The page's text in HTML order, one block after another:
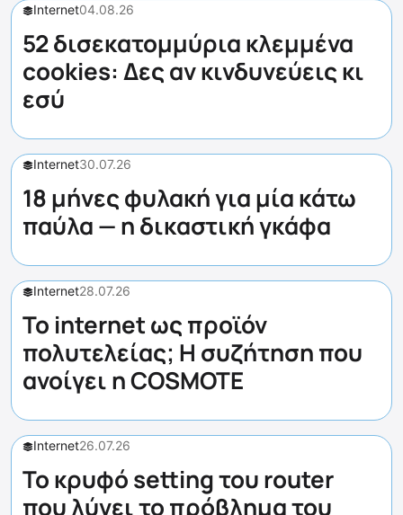
Internet04.08.26
52 δισεκατομμύρια κλεμμένα
cookies: Δες αν κινδυνεύεις κι
εσύ
Internet30.07.26
18 μήνες φυλακή για μία κάτω
παύλα — η δικαστική γκάφα
Internet28.07.26
Το internet ως προϊόν
πολυτελείας; Η συζήτηση που
ανοίγει η COSMOTE
Internet26.07.26
Το κρυφό setting του router
που λύνει το πρόβλημα του